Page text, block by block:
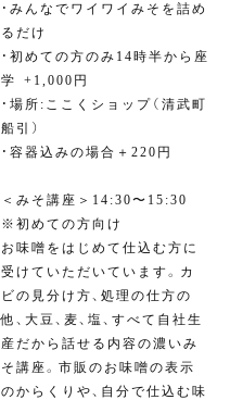
・みんなでワイワイみそを詰め
るだけ⁣
・初めての方のみ14時半から座
学⁣ +1,000円
・場所:ここくショップ（清武町
船引）⁣
⁣・容器込みの場合＋220円⁣
＜みそ講座＞14:30〜15:30
※初めての方向け
お味噌をはじめて仕込む方に
受けていただいています。カ
ビの見分け方、処理の仕方の
他、大豆、麦、塩、すべて自社生
産だから話せる内容の濃いみ
そ講座。市販のお味噌の表示
のからくりや、自分で仕込む味